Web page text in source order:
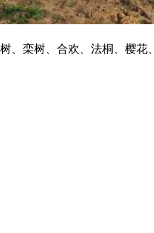
、栾树、合欢、法桐、樱